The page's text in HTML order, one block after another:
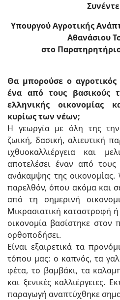
Υπουργού Αγροτικής
Αθανάσιου
στο
Θα μπορούσε ο αγροτικός
ένα από τους βασικούς
ελληνικής οικονομίας
κυρίως των νέων;
Η γεωργία με όλη της
ζωική, δασική, αλιευτική
ιχθυοκαλλιέργεια και
αποτελέσει έναν από
ανάκαμψης της οικονομίας.
παρελθόν, όπου ακόμα και
από τη σημερινή
Μικρασιατική καταστροφή
οικονομία βασίστηκε στον
ορθοποδήσει.
Είναι εξαιρετικά τα
τόπου μας: ο καπνός, τα
φέτα, το βαμβάκι, τα
και ξενικές καλλιέργειες.
παραγωγή αναπτύχθηκε